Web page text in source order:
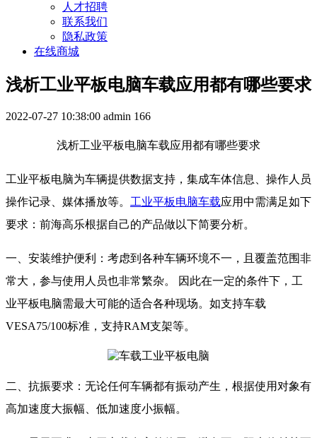
人才招聘
联系我们
隐私政策
在线商城
浅析工业平板电脑车载应用都有哪些要求
2022-07-27 10:38:00 admin 166
浅析工业平板电脑车载应用都有哪些要求
工业平板电脑为车辆提供数据支持，集成车体信息、操作人员
操作记录、媒体播放等。 工业平板电脑车载应用中需满足如下
要求：前海高乐根据自己的产品做以下简要分析。
一、安装维护便利：考虑到各种车辆环境不一，且覆盖范围非
常大，参与使用人员也非常繁杂。 因此在一定的条件下，工
业平板电脑需最大可能的适合各种现场。如支持车载
VESA75/100标准，支持RAM支架等。
二、抗振要求：无论任何车辆都有振动产生，根据使用对象有
高加速度大振幅、低加速度小振幅。